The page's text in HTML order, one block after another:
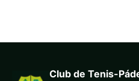
Club de Tenis-